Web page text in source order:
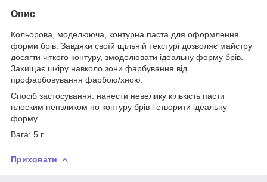
Опис
Кольорова, моделююча, контурна паста для оформлення
форми брів. Завдяки своїй щільній текстурі дозволяє майстру
досягти чіткого контуру, змоделювати ідеальну форму брів.
Захищає шкіру навколо зони фарбування від
профарбовування фарбою/хною.
Спосіб застосування: нанести невелику кількість пасти
плоским пензликом по контуру брів і створити ідеальну
форму.
Вага: 5 г.
Приховати